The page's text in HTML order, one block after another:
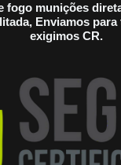
fogo munições
Enviamos
exigimos CR.